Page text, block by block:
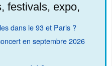
festivals, expo,
dans le 93 et Paris ?
en septembre 2026